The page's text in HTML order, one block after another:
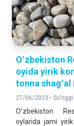
Oʻzbekiston
oyida yirik
tonna
27/06/2023 •
Oʻzbekiston
oylarida jami